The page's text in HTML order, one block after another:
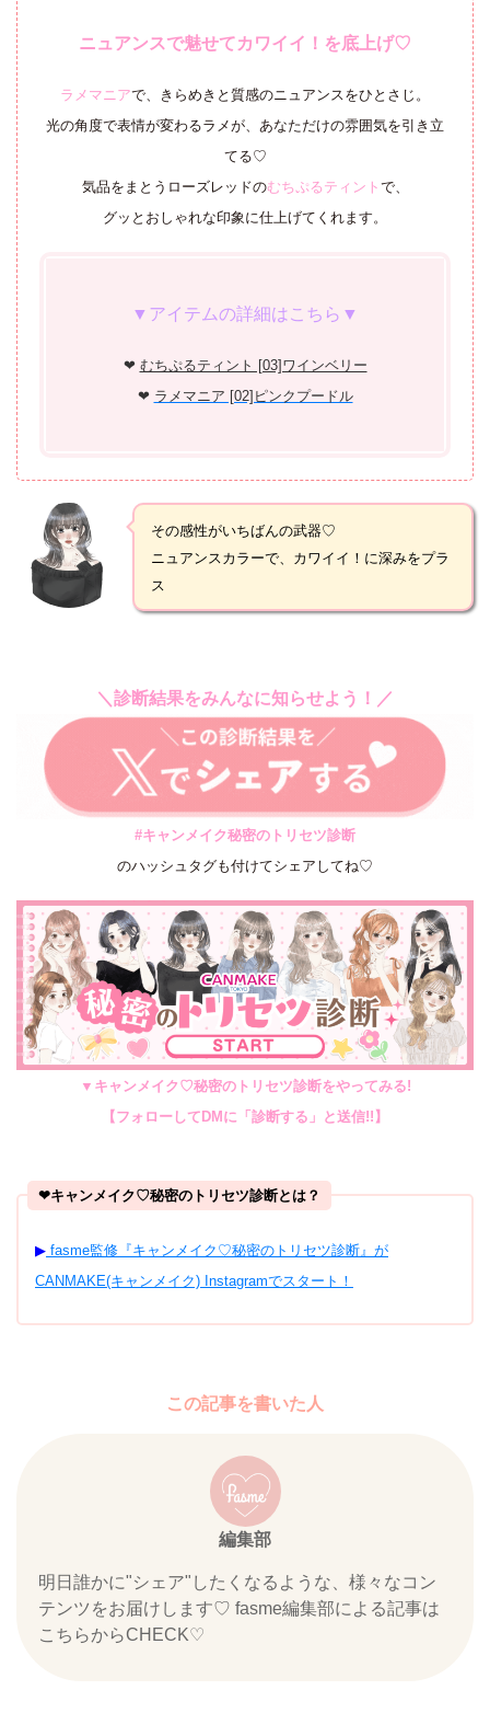
ニュアンスで魅せてカワイイ！を底上げ♡
ラメマニアで、きらめきと質感のニュアンスをひとさじ。
光の角度で表情が変わるラメが、あなただけの雰囲気を引き立
てる♡
気品をまとうローズレッドのむちぷるティント で、
グッとおしゃれな印象に仕上げてくれます。
▼アイテムの詳細はこちら▼
❤︎ むちぷるティント [03]ワインベリー
❤︎ ラメマニア [02]ピンクプードル
その感性がいちばんの武器♡
ニュアンスカラーで、カワイイ！に深みをプラ
ス
＼診断結果をみんなに知らせよう！／
#キャンメイク秘密のトリセツ診断
のハッシュタグも付けてシェアしてね♡
▼キャンメイク♡秘密のトリセツ診断をやってみる!
【フォローしてDMに「診断する」と送信!!】
❤︎キャンメイク♡秘密のトリセツ診断とは？
▶︎ fasme監修『キャンメイク♡秘密のトリセツ診断』が
CANMAKE(キャンメイク) Instagramでスタート！
この記事を書いた人
編集部
明日誰かに"シェア"したくなるような、様々なコン
テンツをお届けします♡ fasme編集部による記事は
こちらからCHECK♡